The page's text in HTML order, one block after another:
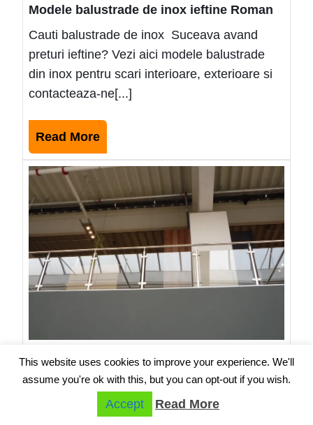
Modele balustrade de inox ieftine Roman
Cauti balustrade de inox Suceava avand
preturi ieftine? Vezi aici modele balustrade
din inox pentru scari interioare, exterioare si
contacteaza-ne[...]
Read MoreRead
More
Modele balustrade de inox ieftine Pitesti
Cauti balustrade de inox Suceava avand
preturi ieftine? Vezi aici modele balustrade
din inox pentru scari interioare, exterioare si
This website uses cookies to improve your experience. We'll
assume you're ok with this, but you can opt-out if you wish.
Accept Read More